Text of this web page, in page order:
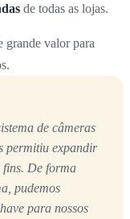
de todas as lojas.
grande valor para
de câmeras
permitiu expandir
fins. De forma
pudemos
para nossos